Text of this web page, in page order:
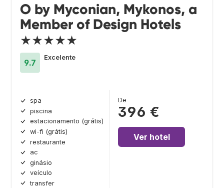
O by Myconian, Mykonos, a
Member of Design Hotels
★★★★★
9.7
Excelente
spa
piscina
estacionamento (grátis)
wi-fi (grátis)
restaurante
ac
ginásio
veículo
transfer
De
396 €
Ver hotel